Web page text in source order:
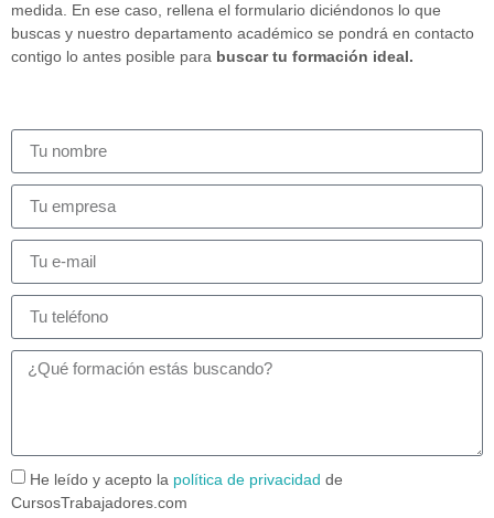
medida. En ese caso, rellena el formulario diciéndonos lo que
buscas y nuestro departamento académico se pondrá en contacto
contigo lo antes posible para buscar tu formación ideal.
He leído y acepto la política de privacidad de
CursosTrabajadores.com